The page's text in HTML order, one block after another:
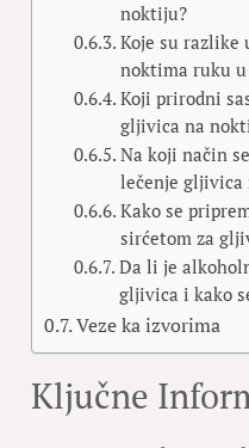
noktiju?
Koje su razlike
noktima ruku u
Koji prirodni
gljivica na
Na koji način
lečenje gljivica
Kako se
sirćetom za
Da li je
gljivica i kako
Veze ka izvorima
Ključne